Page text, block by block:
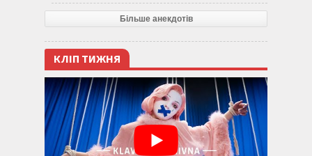
Більше анекдотів
КЛІП ТИЖНЯ